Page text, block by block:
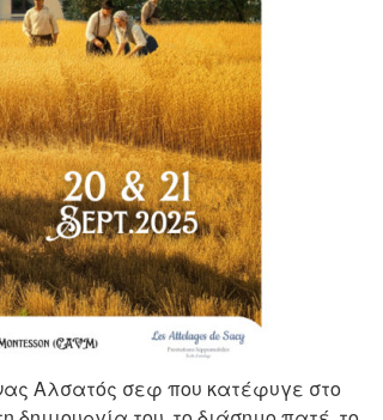
Αλσατός σεφ που κατέφυγε στο